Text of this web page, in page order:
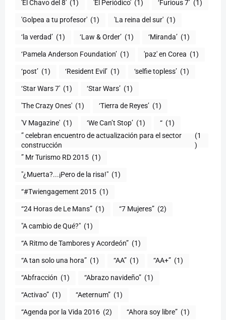
'El Chavo del 8' (1) 'El Periódico' (1) ‘Furious 7’ (1)
'Golpea a tu profesor' (1) 'La reina del sur' (1)
‘la verdad’ (1) ‘Law & Order’ (1) ‘Miranda’ (1)
‘Pamela Anderson Foundation’ (1) 'paz' en Corea (1)
‘post’ (1) ‘Resident Evil’ (1) ‘selfie topless’ (1)
‘Star Wars 7′ (1) ‘Star Wars’ (1)
'The Crazy Ones' (1) ‘Tierra de Reyes’ (1)
'V Magazine' (1) ‘We Can’t Stop’ (1) “ (1)
” celebran encuentro de actualización para el sector
construcción
(1
)
” Mr Turismo RD 2015 (1)
"¿Muerta?...¡Pero de la risa!" (1)
“#Twiengagement 2015 (1)
“24 Horas de Le Mans” (1) “7 Mujeres” (2)
(1)
“A Ritmo de Tambores y Acordeón” (1)
“A tan solo una hora” (1) “AA” (1) “AA+” (1)
“Abfracción (1) “Abrazo navideño” (1)
“Activao” (1) “Aeternum” (1)
“Agenda por la Vida 2016 (2) “Ahora soy libre” (1)